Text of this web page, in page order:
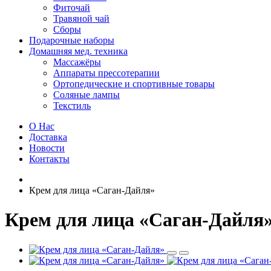
Фиточай
Травяной чай
Сборы
Подарочные наборы
Домашняя мед. техника
Массажёры
Аппараты прессотерапии
Ортопедические и спортивные товары
Соляные лампы
Текстиль
О Нас
Доставка
Новости
Контакты
Крем для лица «Саган-Дайля»
Крем для лица «Саган-